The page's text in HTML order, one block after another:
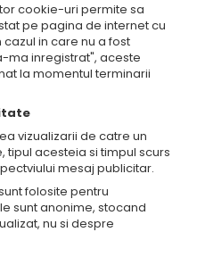
cookie-uri permite sa
pe pagina de internet cu
in care nu a fost
ma inregistrat", aceste
la momentul terminarii
vizualizarii de catre un
tipul acesteia si timpul scurs
mesaj publicitar.
folosite pentru
sunt anonime, stocand
nu si despre